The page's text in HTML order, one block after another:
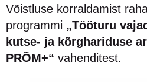
Võistluse korraldamist
programmi „Tööturu
kutse- ja kõrghariduse
PRÕM+“ vahenditest.